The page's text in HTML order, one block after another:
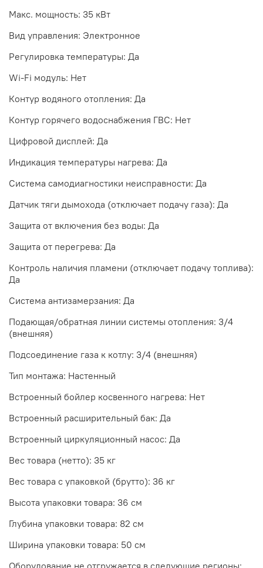
Макс. мощность: 35 кВт
Вид управления: Электронное
Регулировка температуры: Да
Wi-Fi модуль: Нет
Контур водяного отопления: Да
Контур горячего водоснабжения ГВС: Нет
Цифровой дисплей: Да
Индикация температуры нагрева: Да
Система самодиагностики неисправности: Да
Датчик тяги дымохода (отключает подачу газа): Да
Защита от включения без воды: Да
Защита от перегрева: Да
Контроль наличия пламени (отключает подачу топлива):
Да
Система антизамерзания: Да
Подающая/обратная линии системы отопления: 3/4
(внешняя)
Подсоединение газа к котлу: 3/4 (внешняя)
Тип монтажа: Настенный
Встроенный бойлер косвенного нагрева: Нет
Встроенный расширительный бак: Да
Встроенный циркуляционный насос: Да
Вес товара (нетто): 35 кг
Вес товара с упаковкой (брутто): 36 кг
Высота упаковки товара: 36 см
Глубина упаковки товара: 82 см
Ширина упаковки товара: 50 см